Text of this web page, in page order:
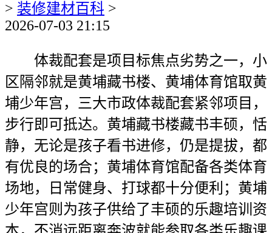
> 装修建材百科 >
2026-07-03 21:15
体裁配套是项目标焦点劣势之一，小
区隔邻就是黄埔藏书楼、黄埔体育馆取黄
埔少年宫，三大市政体裁配套紧邻项目，
步行即可抵达。黄埔藏书楼藏书丰硕，恬
静，无论是孩子看书进修，仍是提拔，都
有优良的场合；黄埔体育馆配备各类体育
场地，日常健身、打球都十分便利；黄埔
少年宫则为孩子供给了丰硕的乐趣培训资